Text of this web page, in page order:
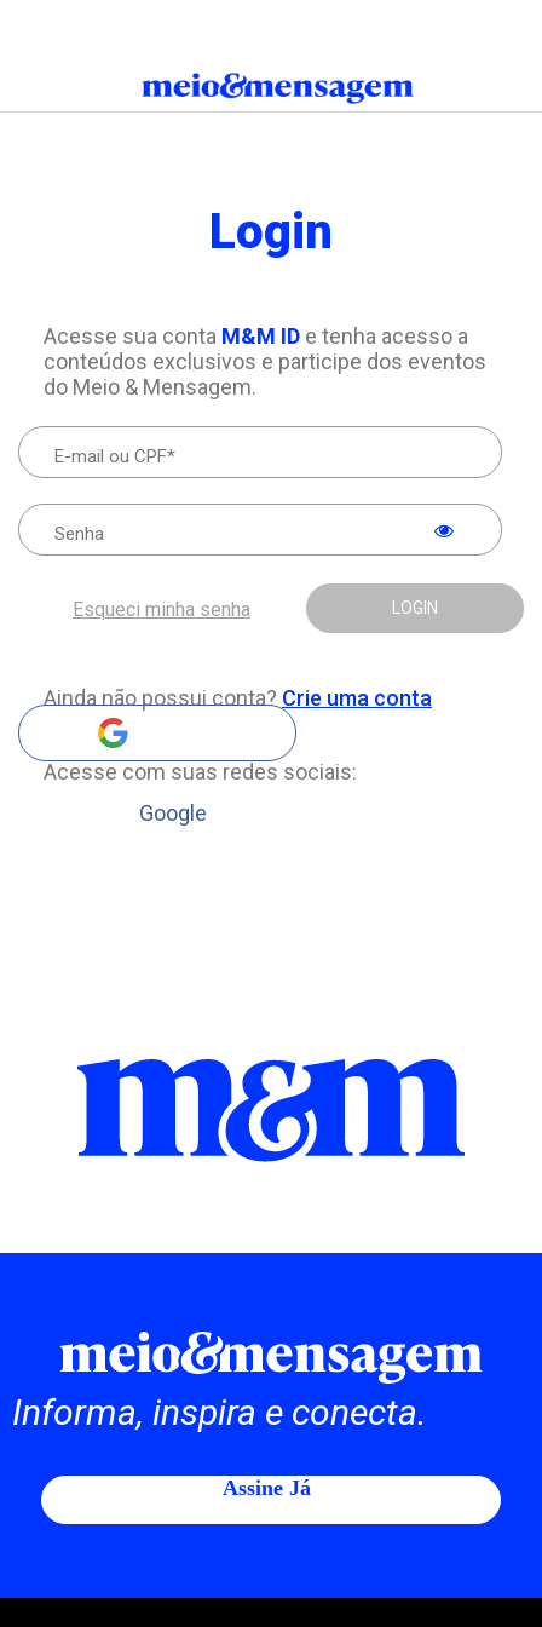
Login
Acesse sua conta M&M IDe tenha acesso a
conteúdos exclusivos e participe dos eventos
do Meio & Mensagem.
LOGIN
Esqueci minha senha
Ainda não possui conta? Crie uma conta
Acesse com suas redes sociais:
Google
Informa, inspira e conecta.
Assine Já